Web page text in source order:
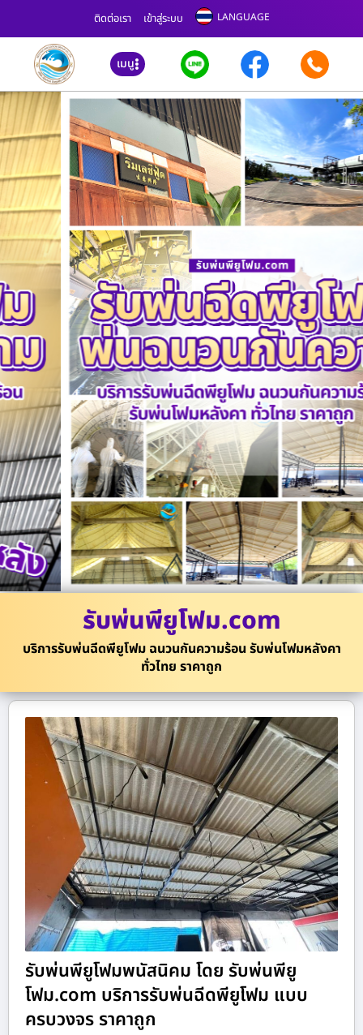
ติดต่อเรา เข้าสู่ระบบ LANGUAGE
เมนู
รับพ่นพียูโฟม.com
บริการรับพ่นฉีดพียูโฟม ฉนวนกันความร้อน รับพ่นโฟมหลังคา
ทั่วไทย ราคาถูก
รับพ่นพียูโฟมพนัสนิคม โดย รับพ่นพียู
โฟม.com บริการรับพ่นฉีดพียูโฟม แบบ
ครบวงจร ราคาถูก